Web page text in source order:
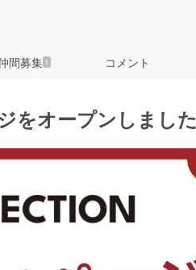
間募集 1 コメント
をオープンしました